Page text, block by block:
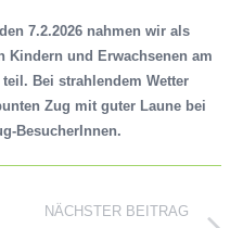
7.2.2026 nahmen wir als
Kindern und Erwachsenen am
Bei strahlendem Wetter
Zug mit guter Laune bei
BesucherInnen.
NÄCHSTER BEITRAG